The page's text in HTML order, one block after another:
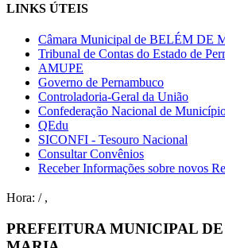
LINKS ÚTEIS
Câmara Municipal de BELÉM DE
Tribunal de Contas do Estado de
AMUPE
Governo de Pernambuco
Controladoria-Geral da União
Confederação Nacional de
QEdu
SICONFI - Tesouro Nacional
Consultar Convênios
Receber Informações sobre novos
Hora: / ,
PREFEITURA MUNICIPAL